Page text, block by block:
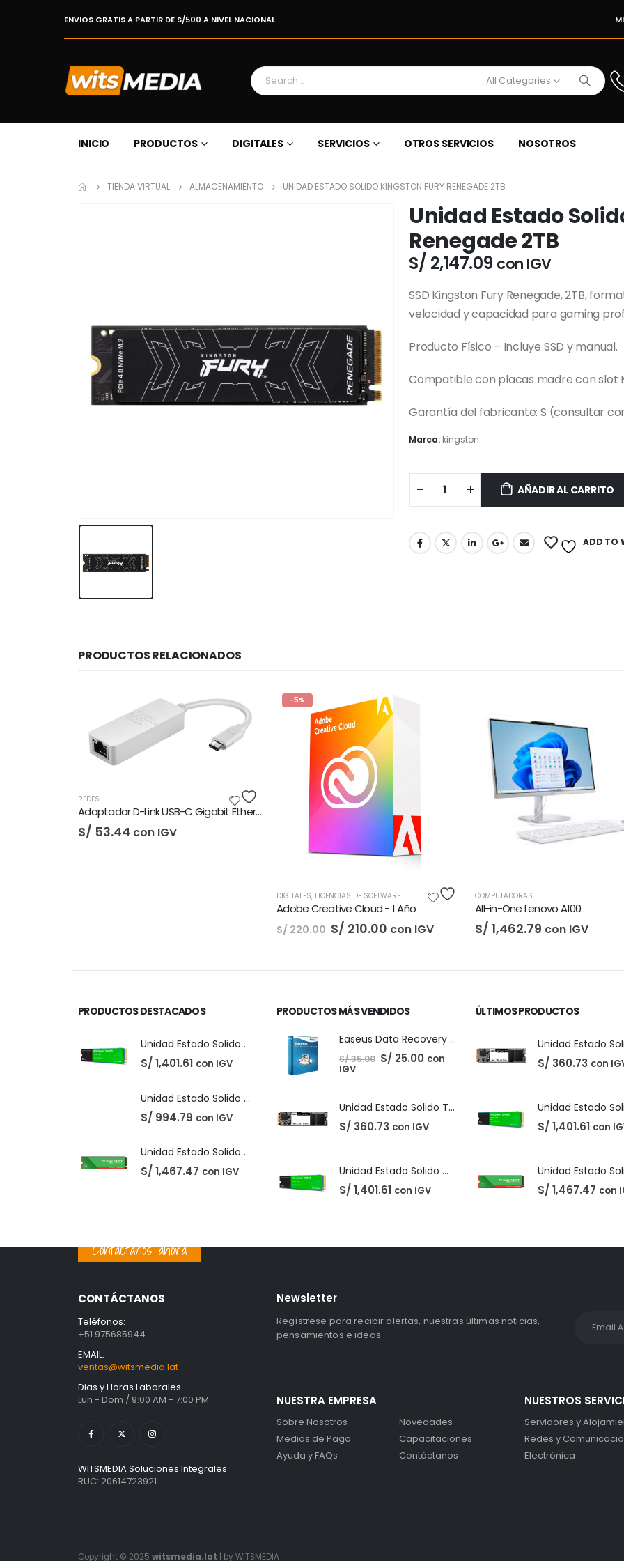
ENVIOS GRATIS A PARTIR DE S/500 A NIVEL NACIONAL
All Categories
INICIO PRODUCTOS DIGITALES SERVICIOS OTROS SERVICIOS NOSOTROS
TIENDA VIRTUAL ALMACENAMIENTO UNIDAD ESTADO SOLIDO KINGSTON FURY RENEGADE 2TB
Unidad Estado
Renegade 2TB
S/ 2,147.09 con IGV
SSD Kingston Fury Renegade, 2TB,
velocidad y capacidad para gaming
Producto Físico – Incluye SSD y manual.
Compatible con placas madre con slot
Garantía del fabricante: S (consultar
Marca: kingston
AÑADIR AL CARRITO
ADD TO
PRODUCTOS RELACIONADOS
Adaptador D-Link USB-C Gigabit Ethernet LAN
con IGV
-5%
LICENCIAS DE SOFTWARE
Adobe Creative Cloud - 1 Año
210.00El
precio
con IGV
COMPUTADORAS
All-in-One Lenovo A100
S/1,462.79 con IGV
PRODUCTOS DESTACADOS
Unidad Estado Solido Western Digital Green SN350 2TB
S/ 1,401.61 con IGV
Unidad Estado Solido Western Digital Green 2TB
S/ 994.79 con IGV
Unidad Estado Solido WD Green SN3000 NVMe 1TB
S/ 1,467.47 con IGV
PRODUCTOS MÁS VENDIDOS
Easeus Data Recovery Wizard 13.5
S/35.00 El
precio
S/ 25.00Elcon
IGV
Unidad Estado Solido TeamGroup 512GB MS30
S/ 360.73 con IGV
Unidad Estado Solido Western Digital Green SN350 2TB
S/ 1,401.61 con IGV
ÚLTIMOS PRODUCTOS
S/ 360.73 con
S/ 1,401.61 con
S/ 1,467.47 con
Contáctanos ahora
CONTÁCTANOS
Teléfonos:
+51 975685944
EMAIL:
ventas@witsmedia.lat
Dias y Horas Laborales
Lun - Dom / 9:00 AM - 7:00 PM
WITSMEDIA Soluciones Integrales
RUC: 20614723921
Newsletter
Regístrese para recibir alertas, nuestras últimas noticias,
pensamientos e ideas.
NUESTRA EMPRESA
Sobre Nosotros
Medios de Pago
Ayuda y FAQs
Novedades
Capacitaciones
Contáctanos
NUESTROS
Servidores y
Redes y
Electrónica
Copyright © 2025 witsmedia.lat | by WITSMEDIA